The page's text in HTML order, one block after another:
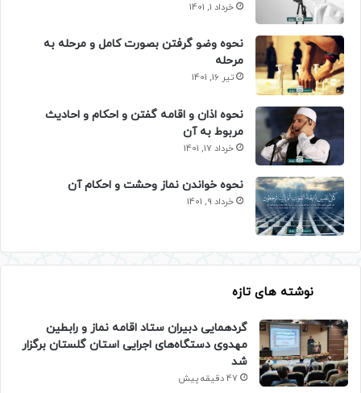
خرداد 1, 1401
نحوه وضو گرفتن بصورت کامل و مرحله به
مرحله
تیر 16, 1401
نحوه اذان و اقامه گفتن و احکام و احادیث
مربوط به آن
خرداد 17, 1401
نحوه خواندن نماز وحشت و احکام آن
خرداد 9, 1401
نوشته های تازه
گردهمایی دبیران ستاد اقامه نماز و رابطین
مهدوی دستگاه‌های اجرایی استان گلستان برگزار
شد
47 دقیقه پیش